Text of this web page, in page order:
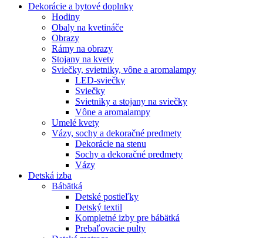
Dekorácie a bytové doplnky
Hodiny
Obaly na kvetináče
Obrazy
Rámy na obrazy
Stojany na kvety
Sviečky, svietniky, vône a aromalampy
LED-sviečky
Sviečky
Svietniky a stojany na sviečky
Vône a aromalampy
Umelé kvety
Vázy, sochy a dekoračné predmety
Dekorácie na stenu
Sochy a dekoračné predmety
Vázy
Detská izba
Bábätká
Detské postieľky
Detský textil
Kompletné izby pre bábätká
Prebaľovacie pulty